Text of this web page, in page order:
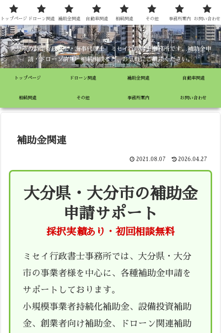
ミセイ行政書士事務所
大分市の特定行政書士・海事代理士 ミセイ行政書士事務所です。補助金申
請・ドローン許可・相続相談など、お気軽にご相談ください。
トップページ ドローン関連 補助金関連 自動車関連
相続関連 その他 事務所案内 お問い合わせ
補助金関連
2021.08.07 2026.04.27
大分県・大分市の補助金
申請サポート
採択実績あり・初回相談無料
ミセイ行政書士事務所では、大分県・大分
市の事業者様を中心に、各種補助金申請を
サポートしております。
小規模事業者持続化補助金、設備投資補助
金、創業者向け補助金、ドローン関連補助
トップページ ドローン関連 補助金関連 自動車関連 相続関連 その他 事務所案内 お問い合わせ